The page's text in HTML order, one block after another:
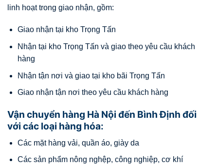
linh hoạt trong giao nhận, gồm:
Giao nhận tại kho Trọng Tấn
Nhận tại kho Trọng Tấn và giao theo yêu cầu khách
hàng
Nhận tận nơi và giao tại kho bãi Trọng Tấn
Giao nhận tận nơi theo yêu cầu khách hàng
Vận chuyển hàng Hà Nội đến Bình Định đối
với các loại hàng hóa:
Các mặt hàng vải, quần áo, giày da
Các sản phẩm nông nghệp, công nghiệp, cơ khí